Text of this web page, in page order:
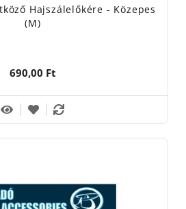
Hajszálelőkére - Közepes
(M)
690,00 Ft